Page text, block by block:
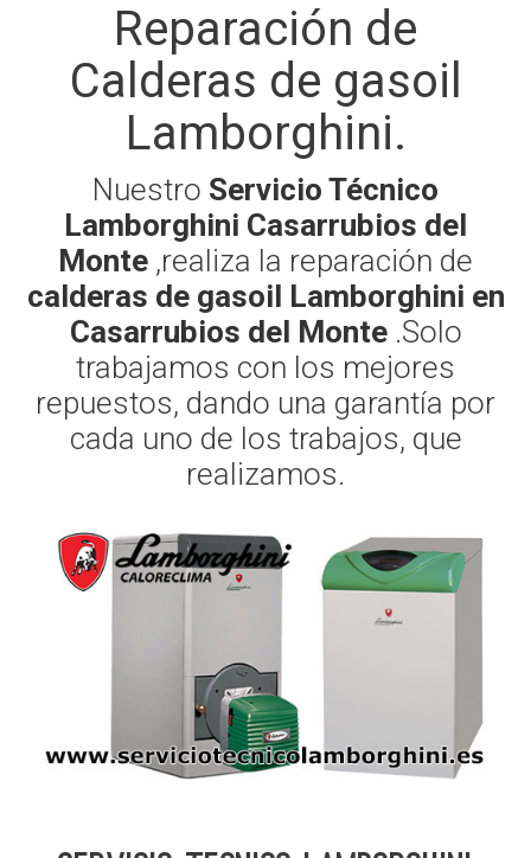
Reparación de
Calderas de gasoil
Lamborghini.
Nuestro Servicio Técnico
Lamborghini Casarrubios del
Monte ,realiza la reparación de
calderas de gasoil Lamborghini en
Casarrubios del Monte .Solo
trabajamos con los mejores
repuestos, dando una garantía por
cada uno de los trabajos, que
realizamos.